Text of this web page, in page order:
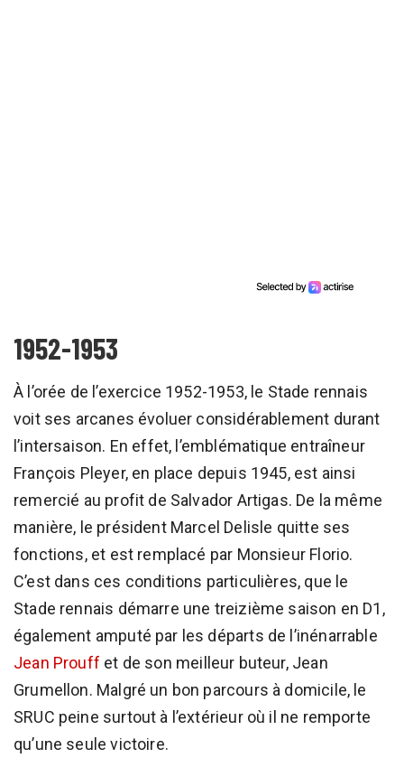
1952-1953
À l’orée de l’exercice 1952-1953, le Stade rennais
voit ses arcanes évoluer considérablement durant
l’intersaison. En effet, l’emblématique entraîneur
François Pleyer, en place depuis 1945, est ainsi
remercié au profit de Salvador Artigas. De la même
manière, le président Marcel Delisle quitte ses
fonctions, et est remplacé par Monsieur Florio.
C’est dans ces conditions particulières, que le
Stade rennais démarre une treizième saison en D1,
également amputé par les départs de l’inénarrable
Jean Prouff et de son meilleur buteur, Jean
Grumellon. Malgré un bon parcours à domicile, le
SRUC peine surtout à l’extérieur où il ne remporte
qu’une seule victoire.